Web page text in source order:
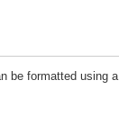
be formatted using